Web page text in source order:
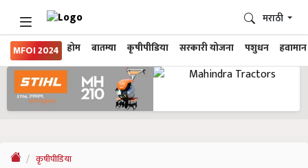
MFOI 2024 होम बातम्या कृषीपीडिया सरकारी योजना पशुधन हवामान
मराठी
कृषीपीडिया